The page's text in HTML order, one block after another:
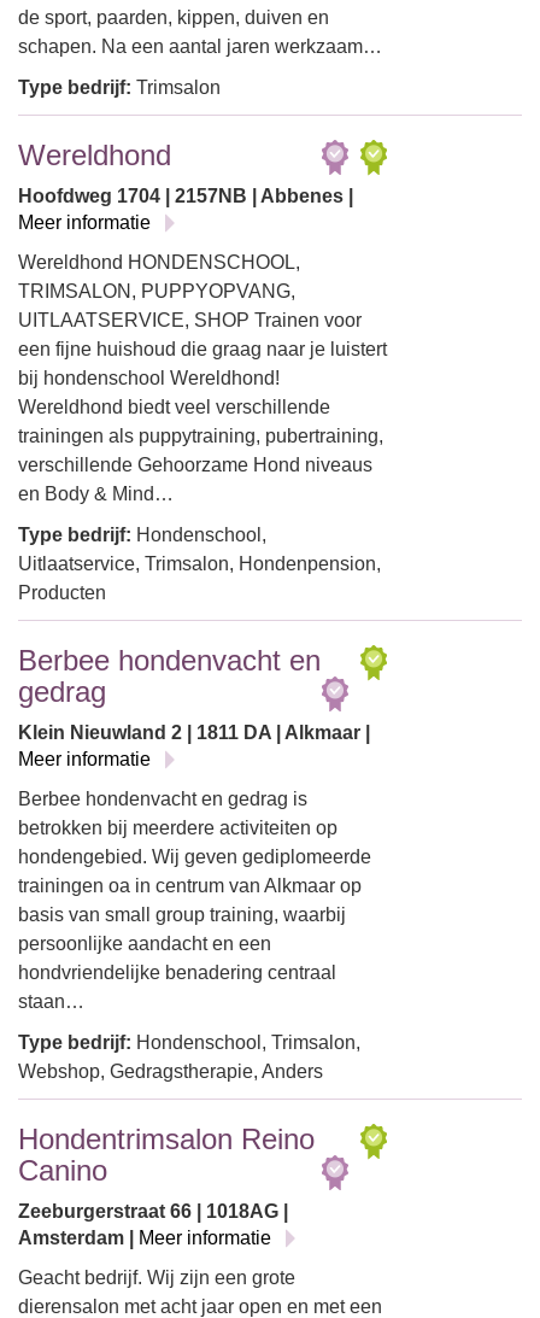
de sport, paarden, kippen, duiven en
schapen. Na een aantal jaren werkzaam…
Type bedrijf: Trimsalon
Wereldhond
Hoofdweg 1704 | 2157NB | Abbenes |
Meer informatie
Wereldhond HONDENSCHOOL,
TRIMSALON, PUPPYOPVANG,
UITLAATSERVICE, SHOP Trainen voor
een fijne huishoud die graag naar je luistert
bij hondenschool Wereldhond!
Wereldhond biedt veel verschillende
trainingen als puppytraining, pubertraining,
verschillende Gehoorzame Hond niveaus
en Body & Mind…
Type bedrijf: Hondenschool,
Uitlaatservice, Trimsalon, Hondenpension,
Producten
Berbee hondenvacht en
gedrag
Klein Nieuwland 2 | 1811 DA | Alkmaar |
Meer informatie
Berbee hondenvacht en gedrag is
betrokken bij meerdere activiteiten op
hondengebied. Wij geven gediplomeerde
trainingen oa in centrum van Alkmaar op
basis van small group training, waarbij
persoonlijke aandacht en een
hondvriendelijke benadering centraal
staan…
Type bedrijf: Hondenschool, Trimsalon,
Webshop, Gedragstherapie, Anders
Hondentrimsalon Reino
Canino
Zeeburgerstraat 66 | 1018AG |
Amsterdam |
Meer informatie
Geacht bedrijf. Wij zijn een grote
dierensalon met acht jaar open en met een